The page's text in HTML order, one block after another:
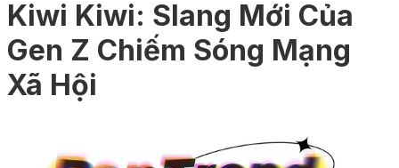
Kiwi Kiwi: Slang Mới Của
Gen Z Chiếm Sóng Mạng
Xã Hội